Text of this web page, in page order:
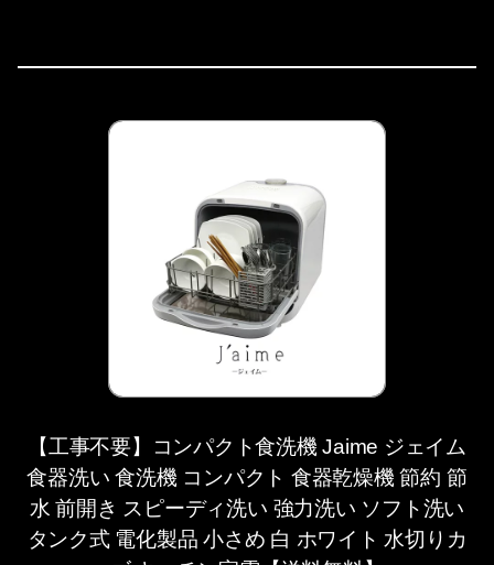
【工事不要】コンパクト食洗機 Jaime ジェイム
食器洗い 食洗機 コンパクト 食器乾燥機 節約 節
水 前開き スピーディ洗い 強力洗い ソフト洗い
タンク式 電化製品 小さめ 白 ホワイト 水切りカ